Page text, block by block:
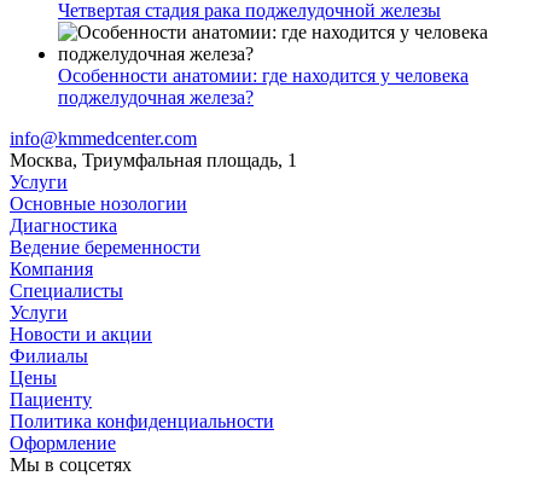
Четвертая стадия рака поджелудочной железы
Особенности анатомии: где находится у человека
поджелудочная железа?
info@kmmedcenter.com
Москва, Триумфальная площадь, 1
Услуги
Основные нозологии
Диагностика
Ведение беременности
Компания
Специалисты
Услуги
Новости и акции
Филиалы
Цены
Пациенту
Политика конфиденциальности
Оформление
Мы в соцсетях